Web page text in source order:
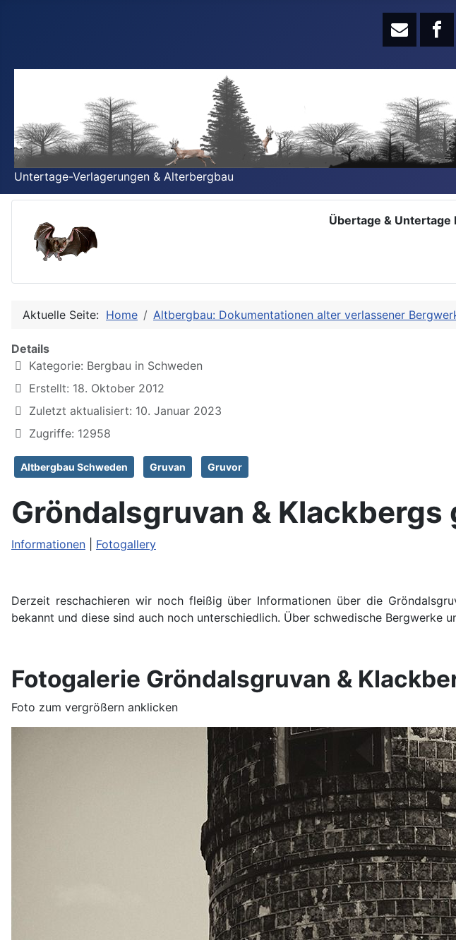
Untertage-Verlagerungen & Alterbergbau
Übertage &
Aktuelle Seite: Home Altbergbau: Dokumentationen alter verlassener
Details
Kategorie: Bergbau in Schweden
Erstellt: 18. Oktober 2012
Zuletzt aktualisiert: 10. Januar 2023
Zugriffe: 12958
Altbergbau Schweden Gruvan Gruvor
Gröndalsgruvan & Klackbergs
Informationen Fotogallery
Derzeit reschachieren wir noch fleißig über Informationen über die
bekannt und diese sind auch noch unterschiedlich. Über schwedische Bergwerke
Fotogalerie Gröndalsgruvan &
Foto zum vergrößern anklicken